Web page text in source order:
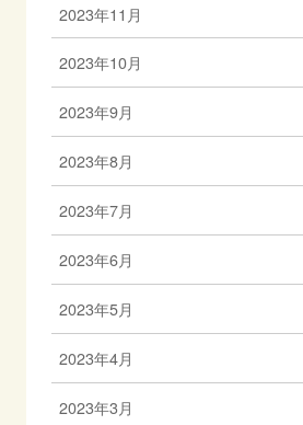
2023年11月
2023年10月
2023年9月
2023年8月
2023年7月
2023年6月
2023年5月
2023年4月
2023年3月